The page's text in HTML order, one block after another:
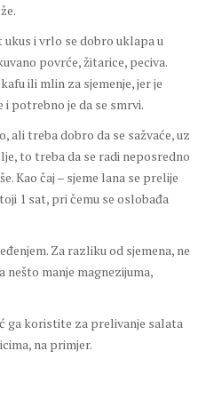
ukus i vrlo se dobro uklapa u
povrće, žitarice, peciva.
ili mlin za sjemenje, jer je
i potrebno je da se smrvi.
ali treba dobro da se sažvaće, uz
to treba da se radi neposredno
Kao čaj – sjeme lana se prelije
1 sat, pri čemu se oslobađa
Za razliku od sjemena, ne
nešto manje magnezijuma,
ga koristite za prelivanje salata
na primjer.